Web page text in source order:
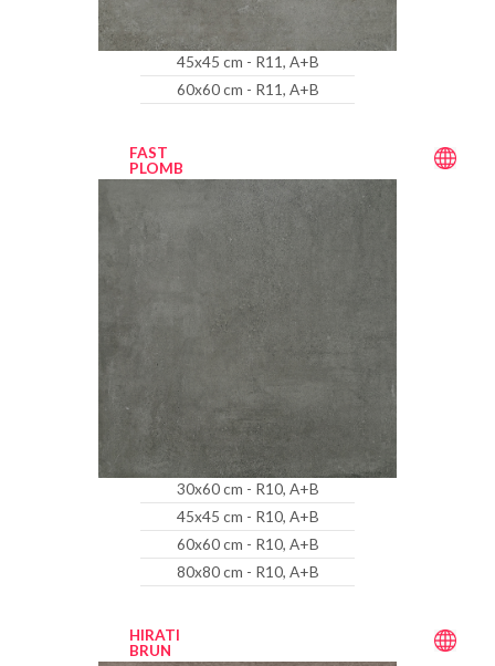
45x45 cm - R11, A+B
60x60 cm - R11, A+B
FAST
PLOMB
30x60 cm - R10, A+B
45x45 cm - R10, A+B
60x60 cm - R10, A+B
80x80 cm - R10, A+B
HIRATI
BRUN